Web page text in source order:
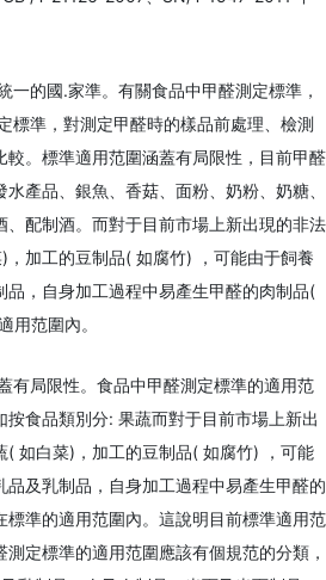
一的國.家準。有關食品中甲醛測定標準，
標準，對測定甲醛時的樣品前處理、檢測
較。標準適用范圍涵蓋有局限性，目前甲醛
產品、銀魚、香菇、面粉、奶粉、奶糖、
、配制酒。而對于目前市場上新出現的非法
加工的豆制品( 如腐竹) ，可能由于飼養
品，自身加工過程中易產生甲醛的肉制品(
用范圍內。
有局限性。食品中甲醛測定標準的適用范
食品類別分: 果蔬而對于目前市場上新出
( 如白菜)，加工的豆制品( 如腐竹) ，可能
品及乳制品，自身加工過程中易產生甲醛的
標準的適用范圍內。這說明目前標準適用范
定標準的適用范圍應該有個規范的分類，